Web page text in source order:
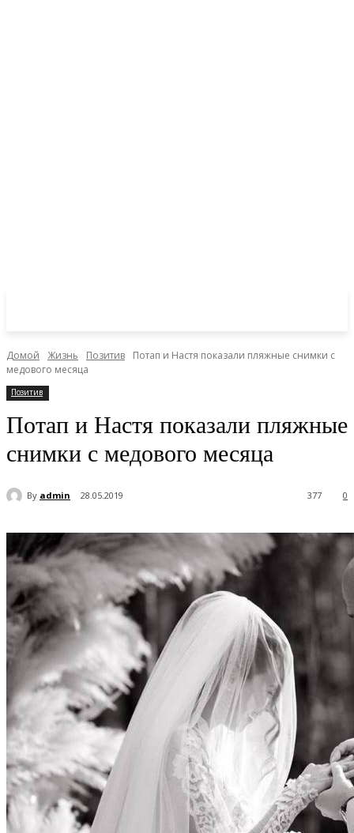
Домой Жизнь Позитив
Потап и Настя показали пляжные снимки с
медового месяца
Позитив
Потап и Настя показали пляжные
снимки с медового месяца
By admin 28.05.2019 0
377